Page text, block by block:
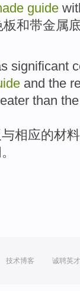
guide
板和带金属
significant
and the
than
与相应的材料
技术博客 诚聘英才